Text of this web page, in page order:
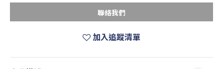
聯絡我們
加入追蹤清單